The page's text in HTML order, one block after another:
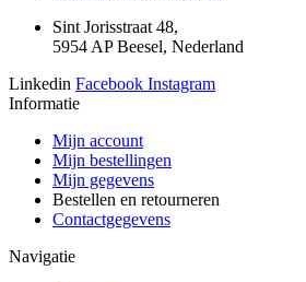
Sint Jorisstraat 48,
5954 AP Beesel, Nederland
Linkedin Facebook Instagram
Informatie
Mijn account
Mijn bestellingen
Mijn gegevens
Bestellen en retourneren
Contactgegevens
Navigatie